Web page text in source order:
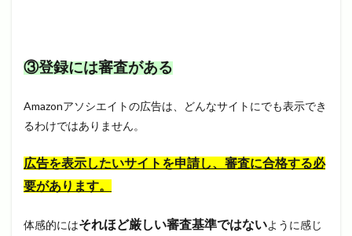
③登録には審査がある
Amazonアソシエイトの広告は、どんなサイトにでも表示でき
るわけではありません。
広告を表示したいサイトを申請し、審査に合格する必
要があります。
体感的にはそれほど厳しい審査基準ではないように感じ